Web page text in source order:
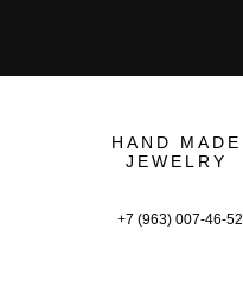
HAND MADE
JEWELRY
+7 (963) 007-46-52